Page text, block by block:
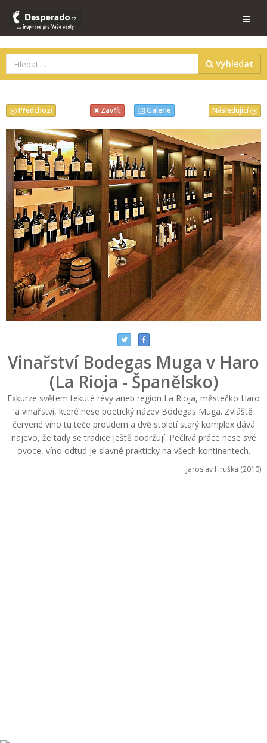
Vyhledat
Následující
Předchozí Zavřít Galerie
Vinařství Bodegas Muga v Haro
(La Rioja - Španělsko)
Exkurze světem tekuté révy aneb region La Rioja, městečko Haro
a vinařství, které nese poetický název Bodegas Muga. Zvláště
červené víno tu teče proudem a dvě století starý komplex dává
najevo, že tady se tradice ještě dodržují. Pečlivá práce nese své
ovoce, víno odtud je slavné prakticky na všech kontinentech.
Jaroslav Hruška (2010)